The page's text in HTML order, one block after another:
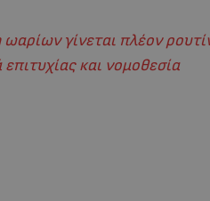
γίνεται πλέον
και νομοθεσία